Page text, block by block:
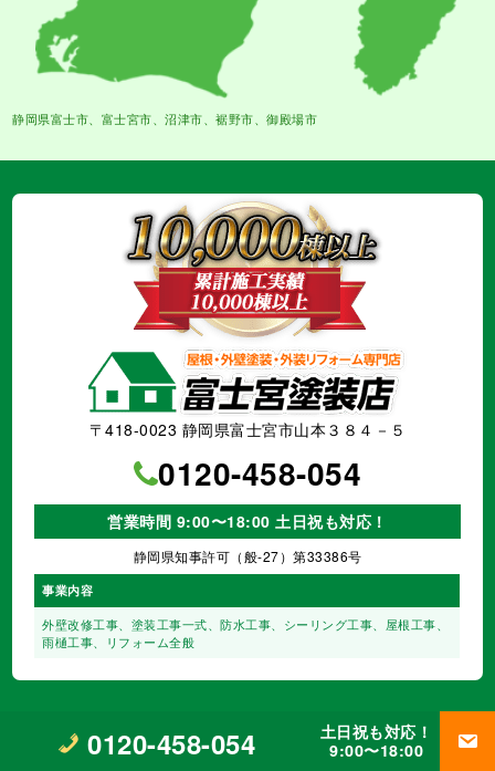
0120-458-054
土日祝も対応！
9:00〜18:00
静岡県富士市、富士宮市、沼津市、裾野市、御殿場市
〒418-0023 静岡県富士宮市山本３８４－５
0120-458-054
営業時間 9:00〜18:00 土日祝も対応！
静岡県知事許可（般-27）第33386号
事業内容
外壁改修工事、塗装工事⼀式、防水工事、シーリング工事、 屋根工事、
雨樋工事、
リフォーム全般
富士宮市・富士市の外壁塗装・屋根塗装店【富士宮塗装店】All Rights Reserved.